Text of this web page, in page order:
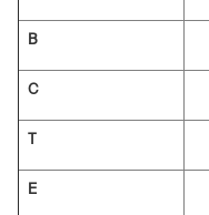
B
C
T
E